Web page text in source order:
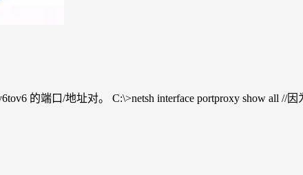
的端口/地址对。 C:\>netsh interface portproxy show all